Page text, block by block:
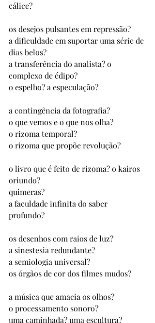
cálice?
os desejos pulsantes em repressão?
a dificuldade em suportar uma série de
dias belos?
a transferência do analista? o
complexo de édipo?
o espelho? a especulação?
a contingência da fotografia?
o que vemos e o que nos olha?
o rizoma temporal?
o rizoma que propõe revolução?
o livro que é feito de rizoma? o kairos
oriundo?
quimeras?
a faculdade infinita do saber
profundo?
os desenhos com raios de luz?
a sinestesia redundante?
a semiologia universal?
os órgãos de cor dos filmes mudos?
a música que amacia os olhos?
o processamento sonoro?
uma caminhada? uma escultura?